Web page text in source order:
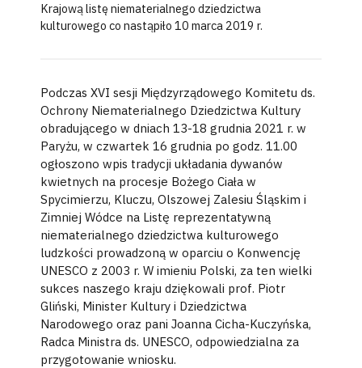
Krajową listę niematerialnego dziedzictwa
kulturowego co nastąpiło 10 marca 2019 r.
Podczas XVI sesji Międzyrządowego Komitetu ds.
Ochrony Niematerialnego Dziedzictwa Kultury
obradującego w dniach 13-18 grudnia 2021 r. w
Paryżu, w czwartek 16 grudnia po godz. 11.00
ogłoszono wpis tradycji układania dywanów
kwietnych na procesje Bożego Ciała w
Spycimierzu, Kluczu, Olszowej Zalesiu Śląskim i
Zimniej Wódce na Listę reprezentatywną
niematerialnego dziedzictwa kulturowego
ludzkości prowadzoną w oparciu o Konwencję
UNESCO z 2003 r. W imieniu Polski, za ten wielki
sukces naszego kraju dziękowali prof. Piotr
Gliński, Minister Kultury i Dziedzictwa
Narodowego oraz pani Joanna Cicha-Kuczyńska,
Radca Ministra ds. UNESCO, odpowiedzialna za
przygotowanie wniosku.